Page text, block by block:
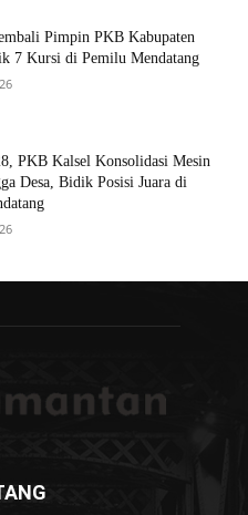
Pimpin PKB Kabupaten
7 Kursi di Pemilu Mendatang
PKB Kalsel Konsolidasi Mesin
Desa, Bidik Posisi Juara di